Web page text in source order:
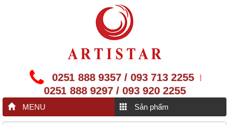
0251 888 9357 / 093 713 2255
0251 888 9297 / 093 920 2255
MENU Sản phẩm